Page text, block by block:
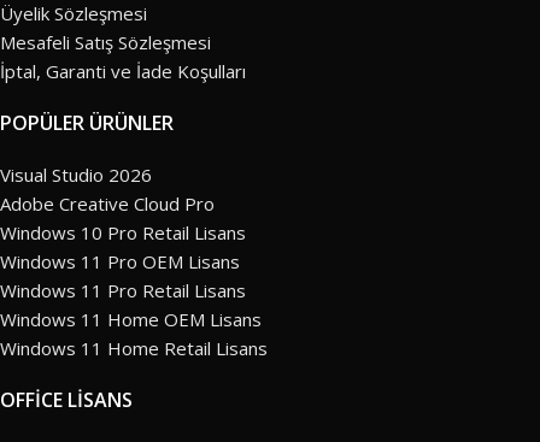
Üyelik Sözleşmesi
Mesafeli Satış Sözleşmesi
İptal, Garanti ve İade Koşulları
POPÜLER ÜRÜNLER
Visual Studio 2026
Adobe Creative Cloud Pro
Windows 10 Pro Retail Lisans
Windows 11 Pro OEM Lisans
Windows 11 Pro Retail Lisans
Windows 11 Home OEM Lisans
Windows 11 Home Retail Lisans
OFFİCE LİSANS